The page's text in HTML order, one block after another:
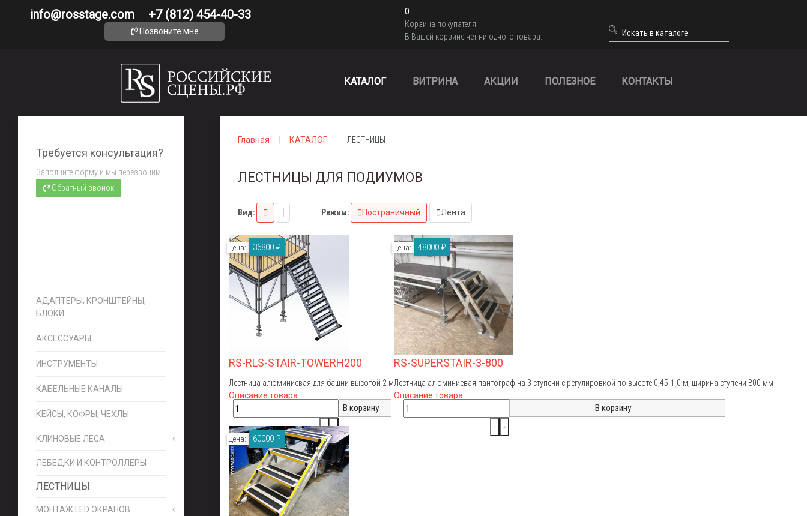
info@rosstage.com +7 (812) 454-40-33
0
Корзина покупателя
В Вашей корзине нет ни одного товара.
Позвоните мне
КАТАЛОГ ВИТРИНА АКЦИИ ПОЛЕЗНОЕ КОНТАКТЫ
Требуется консультация?
Заполните форму и мы перезвоним.
Обратный звонок
АДАПТЕРЫ, КРОНШТЕЙНЫ,
БЛОКИ
АКСЕССУАРЫ
ИНСТРУМЕНТЫ
КАБЕЛЬНЫЕ КАНАЛЫ
КЕЙСЫ, КОФРЫ, ЧЕХЛЫ
КЛИНОВЫЕ ЛЕСА
ЛЕБЕДКИ И КОНТРОЛЛЕРЫ
ЛЕСТНИЦЫ
МОНТАЖ LED ЭКРАНОВ
Главная КАТАЛОГ ЛЕСТНИЦЫ
ЛЕСТНИЦЫ ДЛЯ ПОДИУМОВ
Вид: Режим: Постраничный Лента
RS-RLS-STAIR-TOWERH200
Лестница алюминиевая для башни высотой 2 м
Описание товара
Цена: 36800 ₽
RS-SUPERSTAIR-3-800
Лестница алюминиевая пантограф на 3 ступени с регулировкой по высоте 0,45-1,0 м, ширина ступени 800 мм
Описание товара
Цена: 48000 ₽
Цена: 60000 ₽